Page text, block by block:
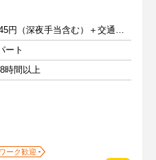
時給1681～1745円（深夜手当含む）＋交通費支給
ート
時間以上
ーク歓迎